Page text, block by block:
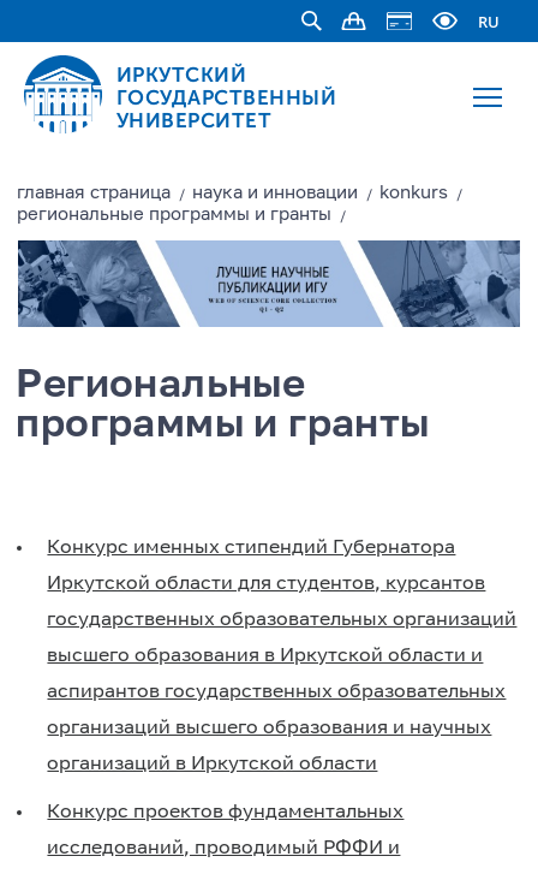
RU
ИРКУТСКИЙ
ГОСУДАРСТВЕННЫЙ
УНИВЕРСИТЕТ
главная страницa / наука и инновации / konkurs /
региональные программы и гранты /
Региональные
программы и гранты
Конкурс именных стипендий Губернатора
Иркутской области для студентов, курсантов
государственных образовательных организаций
высшего образования в Иркутской области и
аспирантов государственных образовательных
организаций высшего образования и научных
организаций в Иркутской области
Конкурс проектов фундаментальных
исследований, проводимый РФФИ и